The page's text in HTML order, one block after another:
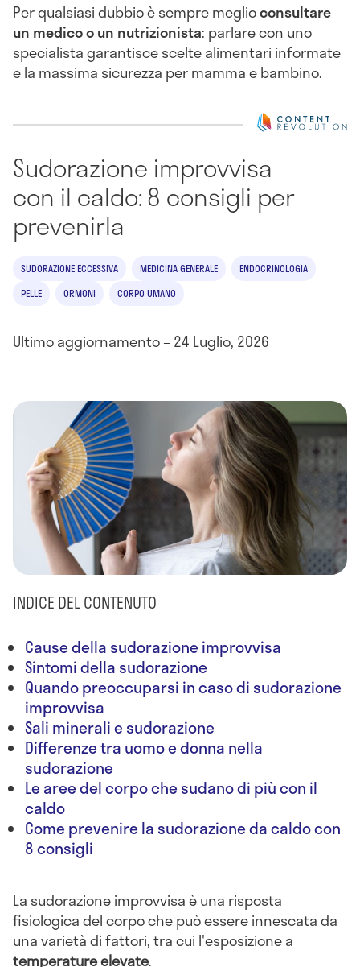
Per qualsiasi dubbio è sempre meglioconsultare
un medico o un nutrizionista: parlare con uno
specialista garantisce scelte alimentari informate
e la massima sicurezza per mamma e bambino.
Sudorazione improvvisa
con il caldo: 8 consigli per
prevenirla
SUDORAZIONE ECCESSIVA MEDICINA GENERALE
ENDOCRINOLOGIA
PELLE
ORMONI CORPO UMANO
Ultimo aggiornamento – 24 Luglio, 2026
INDICE DEL CONTENUTO
Cause della sudorazione improvvisa
Sintomi della sudorazione
Quando preoccuparsi in caso di sudorazione
improvvisa
Sali minerali e sudorazione
Differenze tra uomo e donna nella
sudorazione
Le aree del corpo che sudano di più con il
caldo
Come prevenire la sudorazione da caldo con
8 consigli
La sudorazione improvvisa è una risposta
fisiologica del corpo che può essere innescata da
una varietà di fattori, tra cui l'esposizione a
temperature elevate.